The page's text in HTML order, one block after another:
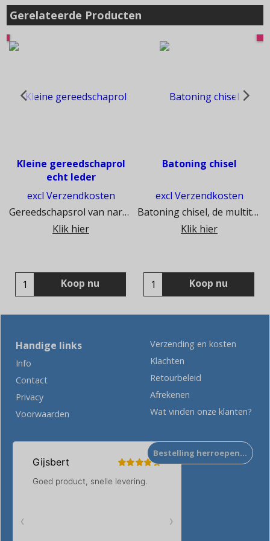
Gerelateerde Producten
Kleine gereedschaprol
echt leder
excl Verzendkosten
Gereedschapsrol van narex
Klik hier
Koop nu
Batoning chisel
excl Verzendkosten
Batoning chisel, de multitool van narex
Klik hier
Koop nu
Handige links
Info
Contact
Privacy
Voorwaarden
Verzending en kosten
Klachten
Retourbeleid
Afrekenen
Wat vinden onze klanten?
Bestelling herroepen…